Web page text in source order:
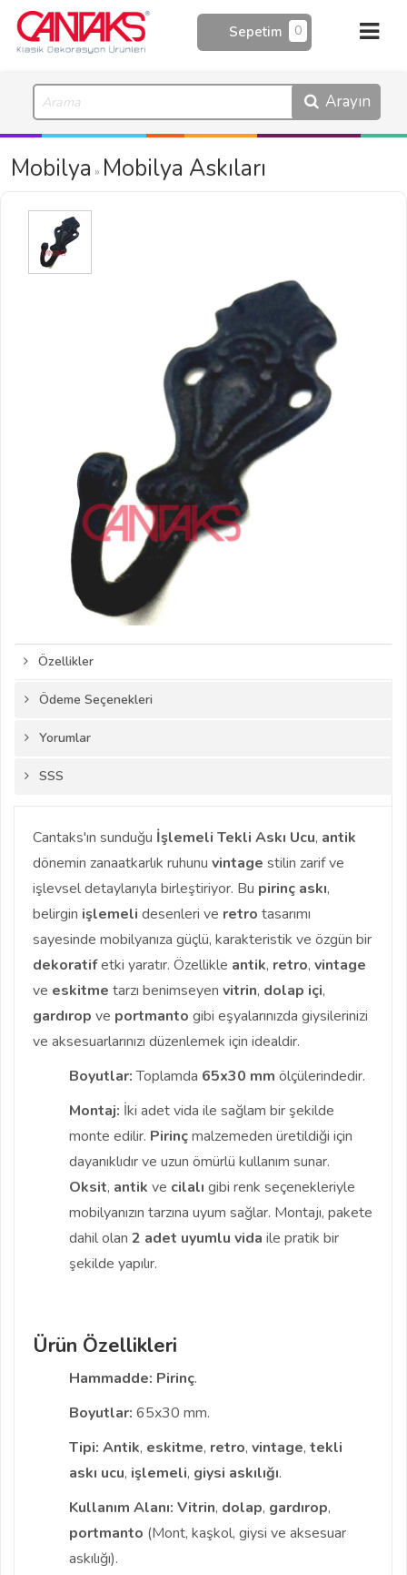
0
Sepetim
Arayın
Mobilya » Mobilya Askıları
Özellikler
Ödeme Seçenekleri
Yorumlar
SSS
Cantaks'ın sunduğu İşlemeli Tekli Askı Ucu, antik
dönemin zanaatkarlık ruhunu vintage stilin zarif ve
işlevsel detaylarıyla birleştiriyor. Bu pirinç askı,
belirgin işlemeli desenleri ve retro tasarımı
sayesinde mobilyanıza güçlü, karakteristik ve özgün bir
dekoratifetki yaratır. Özellikle antik, retro, vintage
ve eskitme tarzı benimseyen vitrin, dolap içi,
gardırop ve portmanto gibi eşyalarınızda giysilerinizi
ve aksesuarlarınızı düzenlemek için idealdir.
Boyutlar:Toplamda 65x30 mm ölçülerindedir.
Montaj: İki adet vida ile sağlam bir şekilde
monte edilir. Pirinçmalzemeden üretildiği için
dayanıklıdır ve uzun ömürlü kullanım sunar.
Oksit, antik ve cilalı gibi renk seçenekleriyle
mobilyanızın tarzına uyum sağlar. Montajı, pakete
dahil olan 2 adet uyumlu vida ile pratik bir
şekilde yapılır.
Ürün Özellikleri
Hammadde: Pirinç.
Boyutlar: 65x30 mm.
Tipi: Antik, eskitme, retro, vintage, tekli
askı ucu, işlemeli, giysi askılığı.
Kullanım Alanı: Vitrin, dolap, gardırop,
portmanto (Mont, kaşkol, giysi ve aksesuar
askılığı).